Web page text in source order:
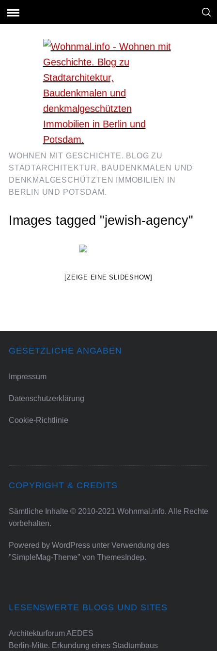
WOHNEN MIT GESCHICHTE. BLOG ZU
STADTARCHITEKTUR, BAUDENKMALEN UND
DENKMALGESCHÜTZTEN IMMOBILIEN IN
BERLIN UND POTSDAM.
Images tagged "jewish-agency"
[ZEIGE EINE SLIDESHOW]
GESETZLICHE ANGABEN
Impressum
Datenschutzerklärung
Cookie-Richtlinie
COPYRIGHT & CREDITS
Sämtliche Inhalte © 2010-2021 Wohnmal.info. Alle Rechte
vorbehalten.
Powered by WordPressunter Verwendung des
"SimpleMag-Theme" von ThemesIndep.
LESENSWERTE BLOGS UND SITES
Architekturforum AEDES
Berlin-Mitte. Erkundung eines Stadtumbaus